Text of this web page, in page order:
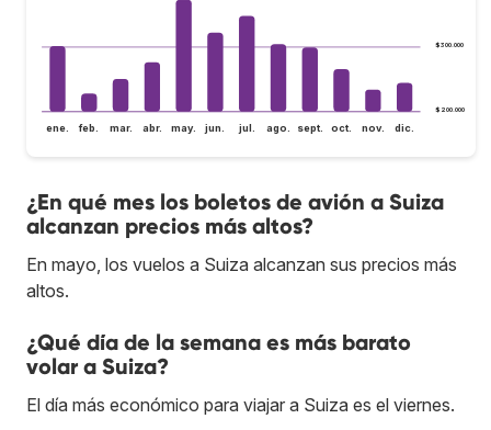
$200.000
$300.000
ene. feb. mar. abr. may. jun. jul. ago. sept. oct. nov. dic.
¿En qué mes los boletos de avión a Suiza
alcanzan precios más altos?
En mayo, los vuelos a Suiza alcanzan sus precios más
altos.
¿Qué día de la semana es más barato
volar a Suiza?
El día más económico para viajar a Suiza es el viernes.